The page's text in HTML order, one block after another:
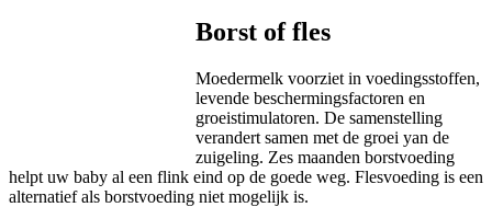
Borst of fles
Moedermelk voorziet in voedingsstoffen,
levende beschermingsfactoren en
groeistimulatoren. De samenstelling
verandert samen met de groei yan de
zuigeling. Zes maanden borstvoeding
helpt uw baby al een flink eind op de goede weg. Flesvoeding is een
alternatief als borstvoeding niet mogelijk is.